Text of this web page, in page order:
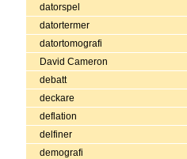
datorspel
datortermer
datortomografi
David Cameron
debatt
deckare
deflation
delfiner
demografi